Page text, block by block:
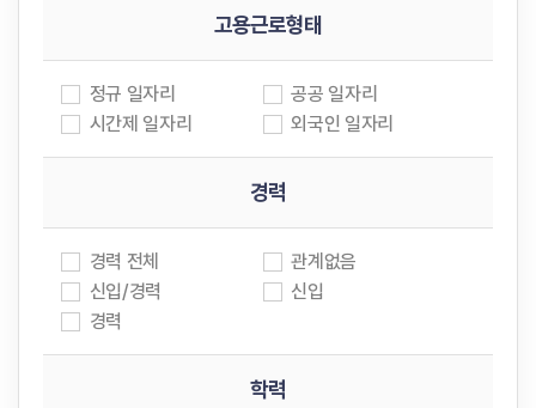
고용근로형태
정규 일자리
공공 일자리
시간제 일자리
외국인 일자리
경력
경력 전체
관계없음
신입/경력
신입
경력
학력